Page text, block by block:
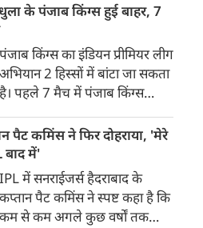
के पंजाब किंग्स हुई बाहर, 7
पंजाब किंग्स का इंडियन प्रीमियर लीग
अभियान 2 हिस्सों में बांटा जा सकता
है। पहले 7 मैच में पंजाब किंग्स
उसे हार का सामना करना पड़ा इसके
बाद अंतिम मैच वह जरूर जीती
लेकिन तब तक उसकी किस्मत
लखनऊ के हाथ लिखी गई थी।
पैट कमिंस ने फिर दोहराया, 'मेरे
बाद में'
IPL में सनराईजर्स हैदराबाद के
कप्तान पैट कमिंस ने स्पष्ट कहा है कि
कम से कम अगले कुछ वर्षों तक